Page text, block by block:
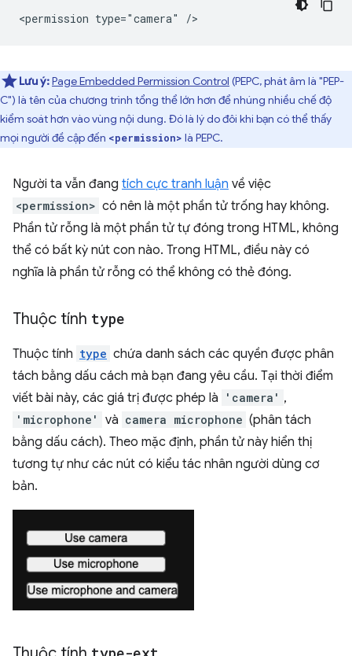
Lưu ý:Page Embedded Permission Control (PEPC, phát âm là "PEP-
C") là tên của chương trình tổng thể lớn hơn để nhúng nhiều chế độ
kiểm soát hơn vào vùng nội dung. Đó là lý do đôi khi bạn có thể thấy
mọi người đề cập đến <permission> là PEPC.
Người ta vẫn đang tích cực tranh luận về việc
<permission> có nên là một phần tử trống hay không.
Phần tử rỗng là một phần tử tự đóng trong HTML, không
thể có bất kỳ nút con nào. Trong HTML, điều này có
nghĩa là phần tử rỗng có thể không có thẻ đóng.
Thuộc tính type
Thuộc tính type chứa danh sách các quyền được phân
tách bằng dấu cách mà bạn đang yêu cầu. Tại thời điểm
viết bài này, các giá trị được phép là
'camera' ,
'microphone' và camera microphone (phân tách
bằng dấu cách). Theo mặc định, phần tử này hiển thị
tương tự như các nút có kiểu tác nhân người dùng cơ
bản.